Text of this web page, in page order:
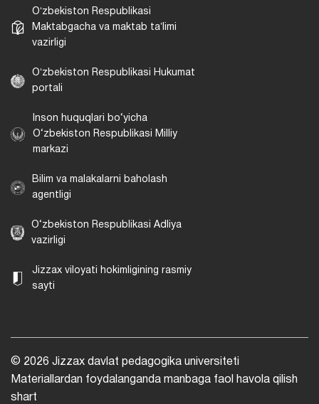
Oʻzbekiston Respublikasi
Maktabgacha va maktab taʼlimi
vazirligi
Oʻzbekiston Respublikasi Hukumat
portali
Inson huquqlari bo‘yicha
O‘zbekiston Respublikasi Milliy
markazi
Bilim va malakalarni baholash
agentligi
O‘zbekiston Respublikasi Adliya
vazirligi
Jizzax viloyati hokimligining rasmiy
sayti
© 2026 Jizzax davlat pedagogika universiteti
Materiallardan foydalanganda manbaga faol havola qilish
shart